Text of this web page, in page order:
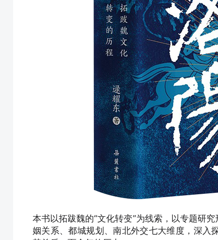
本书以拓跋魏的“文化转变”为线索，以专题研
姻关系、都城规划、南北外交七大维度，深入